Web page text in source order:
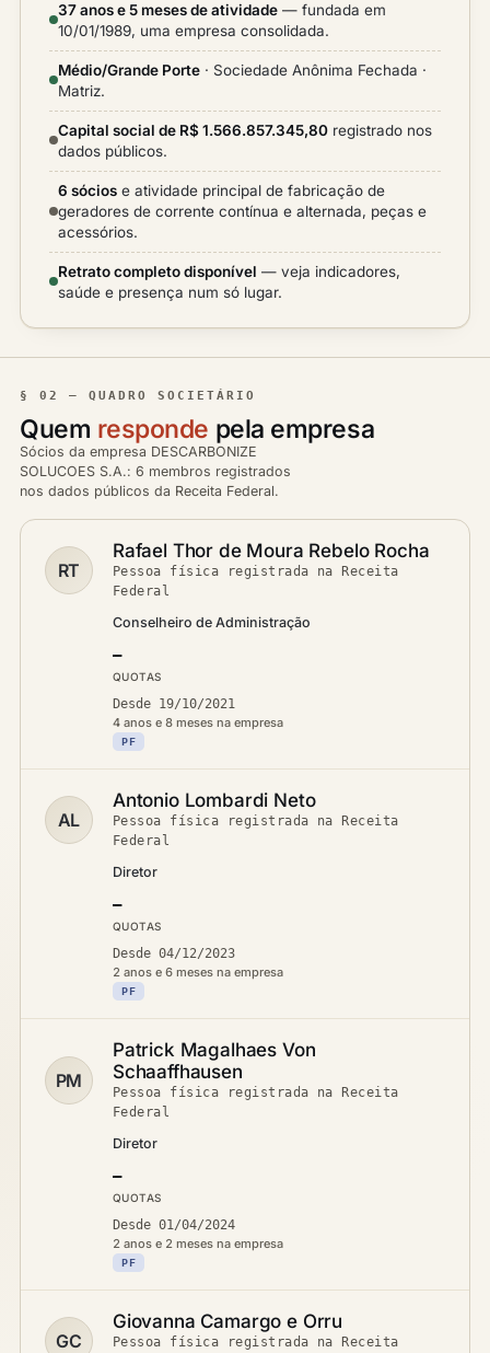
37 anos e 5 meses de atividade — fundada em
10/01/1989, uma empresa consolidada.
Médio/Grande Porte · Sociedade Anônima Fechada ·
Matriz.
Capital social de R$ 1.566.857.345,80 registrado nos
dados públicos.
6 sócios e atividade principal de fabricação de
geradores de corrente contínua e alternada, peças e
acessórios.
Retrato completo disponível — veja indicadores,
saúde e presença num só lugar.
§ 02 — QUADRO SOCIETÁRIO
Quem responde pela empresa
Sócios da empresa DESCARBONIZE
SOLUCOES S.A.: 6 membros registrados
nos dados públicos da Receita Federal.
RT
Rafael Thor de Moura Rebelo Rocha
Pessoa física registrada na Receita
Federal
Conselheiro de Administração
—
QUOTAS
Desde 19/10/2021
4 anos e 8 meses na empresa
PF
AL
Antonio Lombardi Neto
Pessoa física registrada na Receita
Federal
Diretor
—
QUOTAS
Desde 04/12/2023
2 anos e 6 meses na empresa
PF
PM
Patrick Magalhaes Von
Schaaffhausen
Pessoa física registrada na Receita
Federal
Diretor
—
QUOTAS
Desde 01/04/2024
2 anos e 2 meses na empresa
PF
GC
Giovanna Camargo e Orru
Pessoa física registrada na Receita